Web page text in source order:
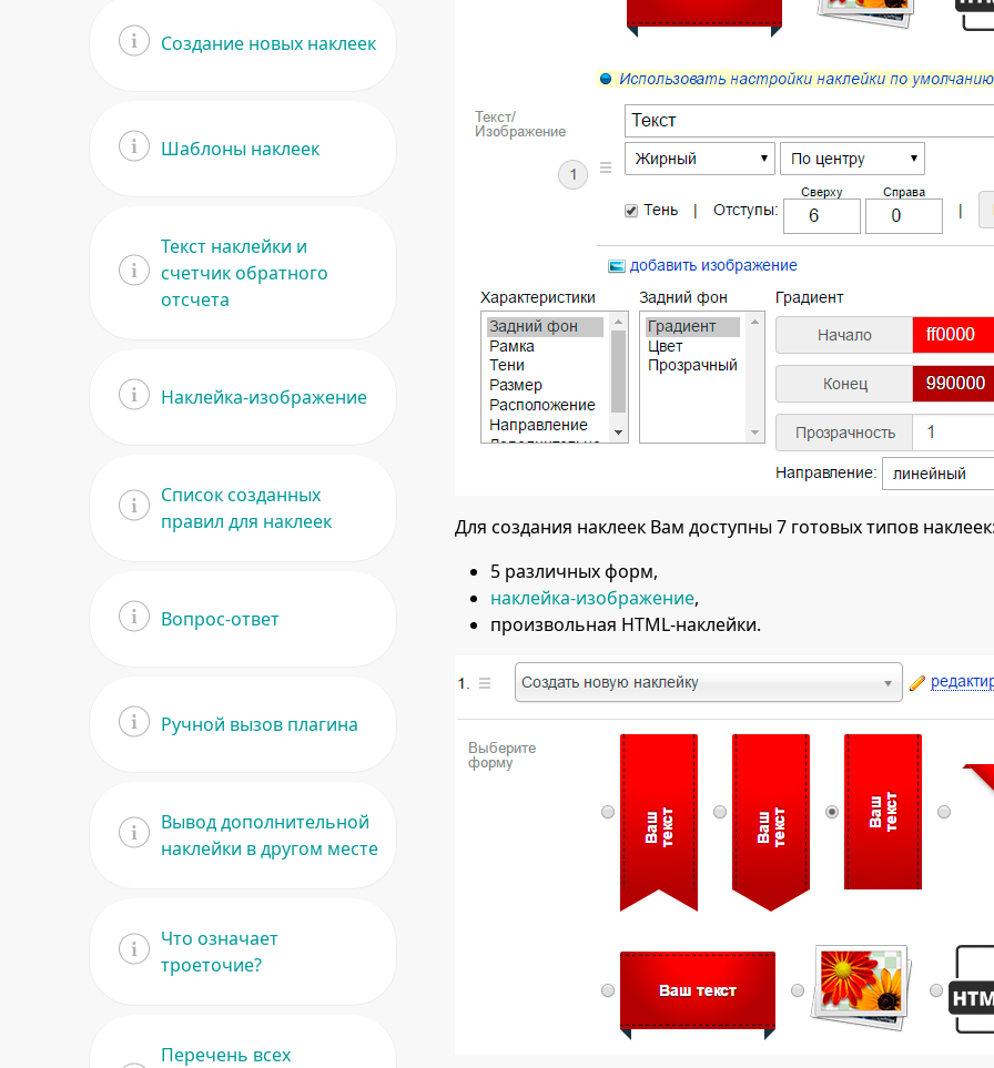
Создание новых наклеек
Шаблоны наклеек
Текст наклейки и
счетчик обратного
отсчета
Наклейка-изображение
Список созданных
правил для наклеек
Вопрос-ответ
Ручной вызов плагина
Вывод дополнительной
наклейки в другом месте
Что означает
троеточие?
Перечень всех
Для создания наклеек Вам доступны 7 готовых типов
5 различных форм,
наклейка-изображение,
произвольная HTML-наклейки.